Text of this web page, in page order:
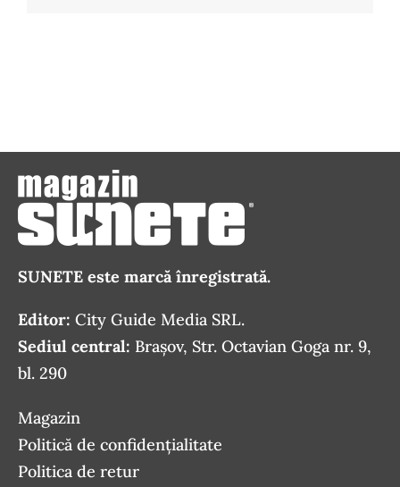
SUNETE este marcă înregistrată.
Editor: City Guide Media SRL.
Sediul central: Brașov, Str. Octavian Goga nr. 9,
bl. 290
Magazin
Politică de confidențialitate
Politica de retur